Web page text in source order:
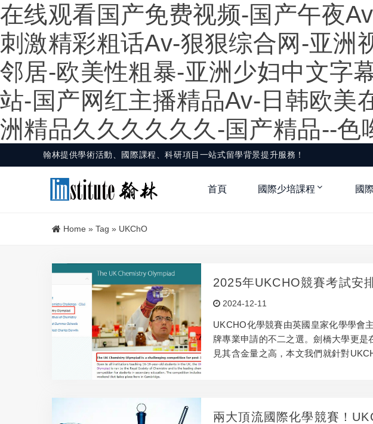
在线观看国产免费视频-国产午夜
刺激精彩粗话av-狠狠综合网-亚洲
邻居-欧美性粗暴-亚洲少妇中文字
站-国产网红主播精品av-日韩欧美
洲精品久久久久久久-国产精品--色
翰林提供學術活動、國際課程、科研項目一站式留學背景提升服務！
首頁 國際少培課程 國
Home » Tag » UKChO
2025年UKCHO競賽考試安
備考資料領取！
2024-12-11
UKCHO化學競賽由英國皇家化學學會
牌專業申請的不二之選。劍橋大學更
見其含金量之高，本文我們就針對
兩大頂流國際化學競賽！